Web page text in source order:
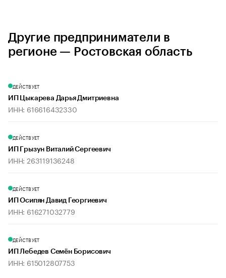
Другие предприниматели в
регионе — Ростовская область
ДЕЙСТВУЕТ
ИП Цыкарева Дарья Дмитриевна
ИНН: 616616432330
ДЕЙСТВУЕТ
ИП Грызун Виталий Сергеевич
ИНН: 263119136248
ДЕЙСТВУЕТ
ИП Осипян Давид Георгиевич
ИНН: 616271032779
ДЕЙСТВУЕТ
ИП Лебедев Семён Борисович
ИНН: 615012807753